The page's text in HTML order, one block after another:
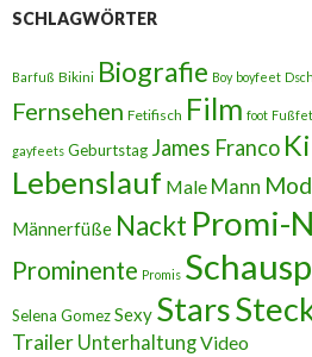
SCHLAGWÖRTER
Barfuß Bikini Biografie Boy boyfeet
Fernsehen Fetifisch Film foot
gayfeets Geburtstag James Franco
Lebenslauf Male Mann
Männerfüße Nackt Promi-
Prominente Promis
Selena GomezSexy Stars
Trailer UnterhaltungVideo